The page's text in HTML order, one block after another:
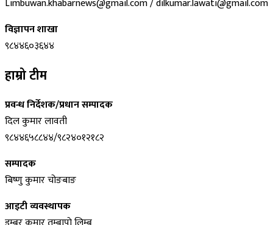
Limbuwan.khabarnews@gmail.com / dilkumar.lawati@gmail.com
विज्ञापन शाखा
९८४४६०३६४४
हाम्रो टीम
प्रवन्ध निर्देशक/प्रधान सम्पादक
दिल कुमार लावती
९८४४६५८८४४/९८२४०१२१८२
सम्पादक
बिष्णु कुमार चोङबाङ
आइटी व्यवस्थापक